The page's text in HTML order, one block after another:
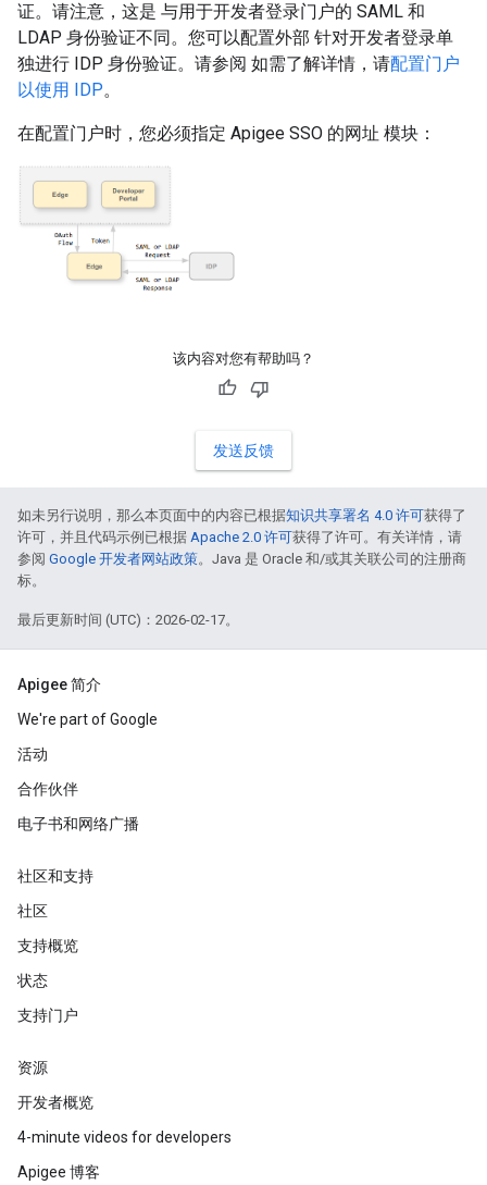
证。请注意，这是 与用于开发者登录门户的 SAML 和
LDAP 身份验证不同。您可以配置外部 针对开发者登录单
独进行 IDP 身份验证。请参阅 如需了解详情，请配置门户
以使用 IDP。
在配置门户时，您必须指定 Apigee SSO 的网址 模块：
该内容对您有帮助吗？
发送反馈
如未另行说明，那么本页面中的内容已根据知识共享署名 4.0 许可获得了
许可，并且代码示例已根据 Apache 2.0 许可获得了许可。有关详情，请
参阅 Google 开发者网站政策。Java 是 Oracle 和/或其关联公司的注册商
标。
最后更新时间 (UTC)：2026-02-17。
Apigee 简介
We're part of Google
活动
合作伙伴
电子书和网络广播
社区和支持
社区
支持概览
状态
支持门户
资源
开发者概览
4-minute videos for developers
Apigee 博客